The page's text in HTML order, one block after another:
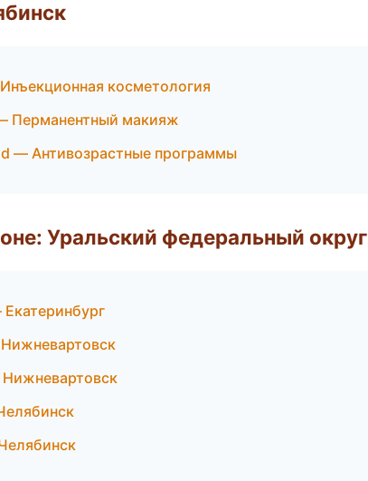
косметология
Перманентный макияж
— Антивозрастные программы
Уральский федеральный округ